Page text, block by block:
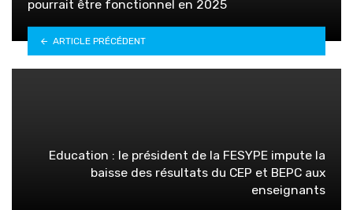
pourrait être fonctionnel en 2025
ARTICLE PRÉCÉDENT
Education : le président de la FESYPE impute la
baisse des résultats du CEP et BEPC aux
enseignants